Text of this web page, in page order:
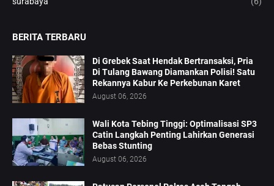
BERITA TERBARU
Di Grebek Saat Hendak Bertransaksi, Pria
Di Tulang Bawang Diamankan Polisi! Satu
Rekannya Kabur Ke Perkebunan Karet
August 06, 2026
Wali Kota Tebing Tinggi: Optimalisasi SP3
Catin Langkah Penting Lahirkan Generasi
Bebas Stunting
August 06, 2026